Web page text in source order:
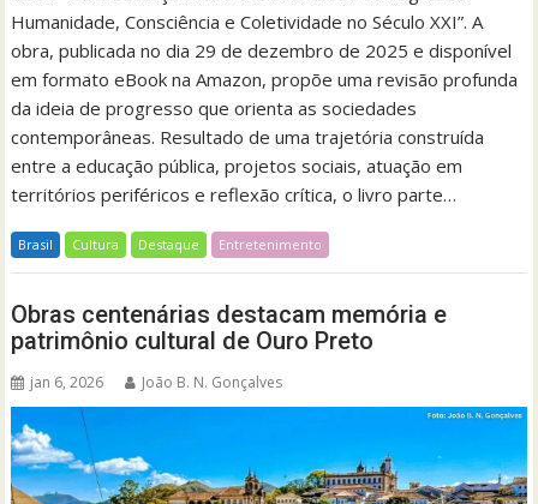
Humanidade, Consciência e Coletividade no Século XXI”. A
obra, publicada no dia 29 de dezembro de 2025 e disponível
em formato eBook na Amazon, propõe uma revisão profunda
da ideia de progresso que orienta as sociedades
contemporâneas. Resultado de uma trajetória construída
entre a educação pública, projetos sociais, atuação em
territórios periféricos e reflexão crítica, o livro parte…
Brasil Cultura Destaque Entretenimento
Obras centenárias destacam memória e
patrimônio cultural de Ouro Preto
jan 6, 2026 João B. N. Gonçalves